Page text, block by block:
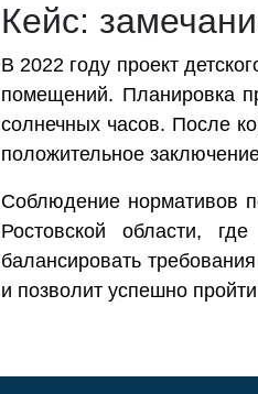
Кейс:
В 2022 году проект
помещений. Планировка
солнечных часов. После
положительное
Соблюдение нормативов
Ростовской области,
балансировать
и позволит успешно